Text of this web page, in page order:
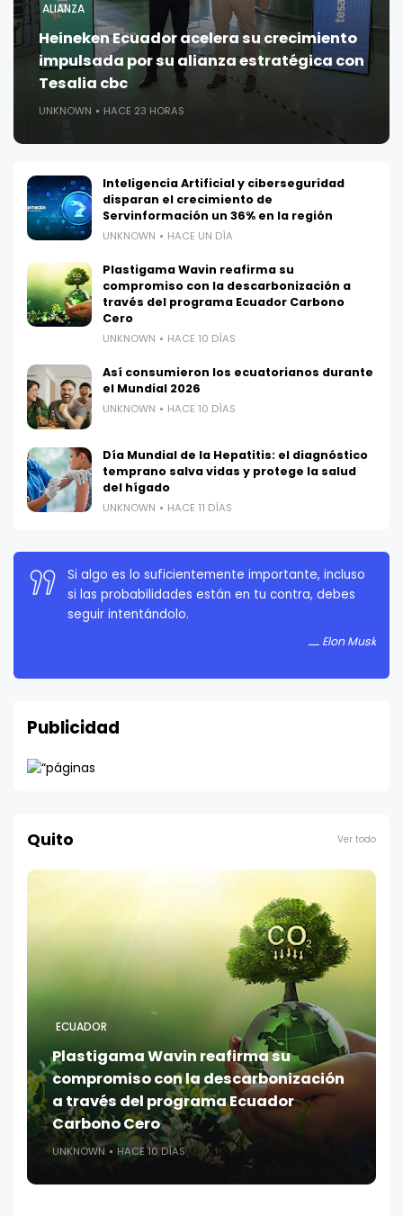
ALIANZA
Heineken Ecuador acelera su crecimiento
impulsada por su alianza estratégica con
Tesalia cbc
UNKNOWN HACE 23 HORAS
Inteligencia Artificial y ciberseguridad
disparan el crecimiento de
Servinformación un 36% en la región
UNKNOWN HACE UN DÍA
Plastigama Wavin reafirma su
compromiso con la descarbonización a
través del programa Ecuador Carbono
Cero
UNKNOWN HACE 10 DÍAS
Así consumieron los ecuatorianos durante
el Mundial 2026
UNKNOWN HACE 10 DÍAS
Día Mundial de la Hepatitis: el diagnóstico
temprano salva vidas y protege la salud
del hígado
UNKNOWN HACE 11 DÍAS
La persistencia es muy importante. No debes
rendirte a menos que estés obligado a rendirte.
Publicidad
Quito Ver todo
ECUADOR
Plastigama Wavin reafirma su
compromiso con la descarbonización
a través del programa Ecuador
Carbono Cero
UNKNOWN HACE 10 DÍAS